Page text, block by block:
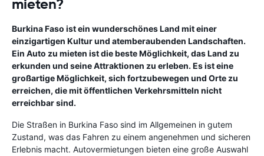
mieten?
Burkina Faso ist ein wunderschönes Land mit einer
einzigartigen Kultur und atemberaubenden Landschaften.
Ein Auto zu mieten ist die beste Möglichkeit, das Land zu
erkunden und seine Attraktionen zu erleben. Es ist eine
großartige Möglichkeit, sich fortzubewegen und Orte zu
erreichen, die mit öffentlichen Verkehrsmitteln nicht
erreichbar sind.
Die Straßen in Burkina Faso sind im Allgemeinen in gutem
Zustand, was das Fahren zu einem angenehmen und sicheren
Erlebnis macht. Autovermietungen bieten eine große Auswahl